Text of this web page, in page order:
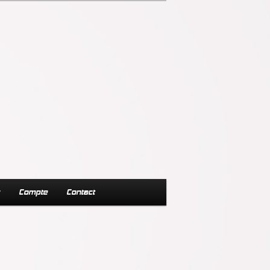
Compte Contact